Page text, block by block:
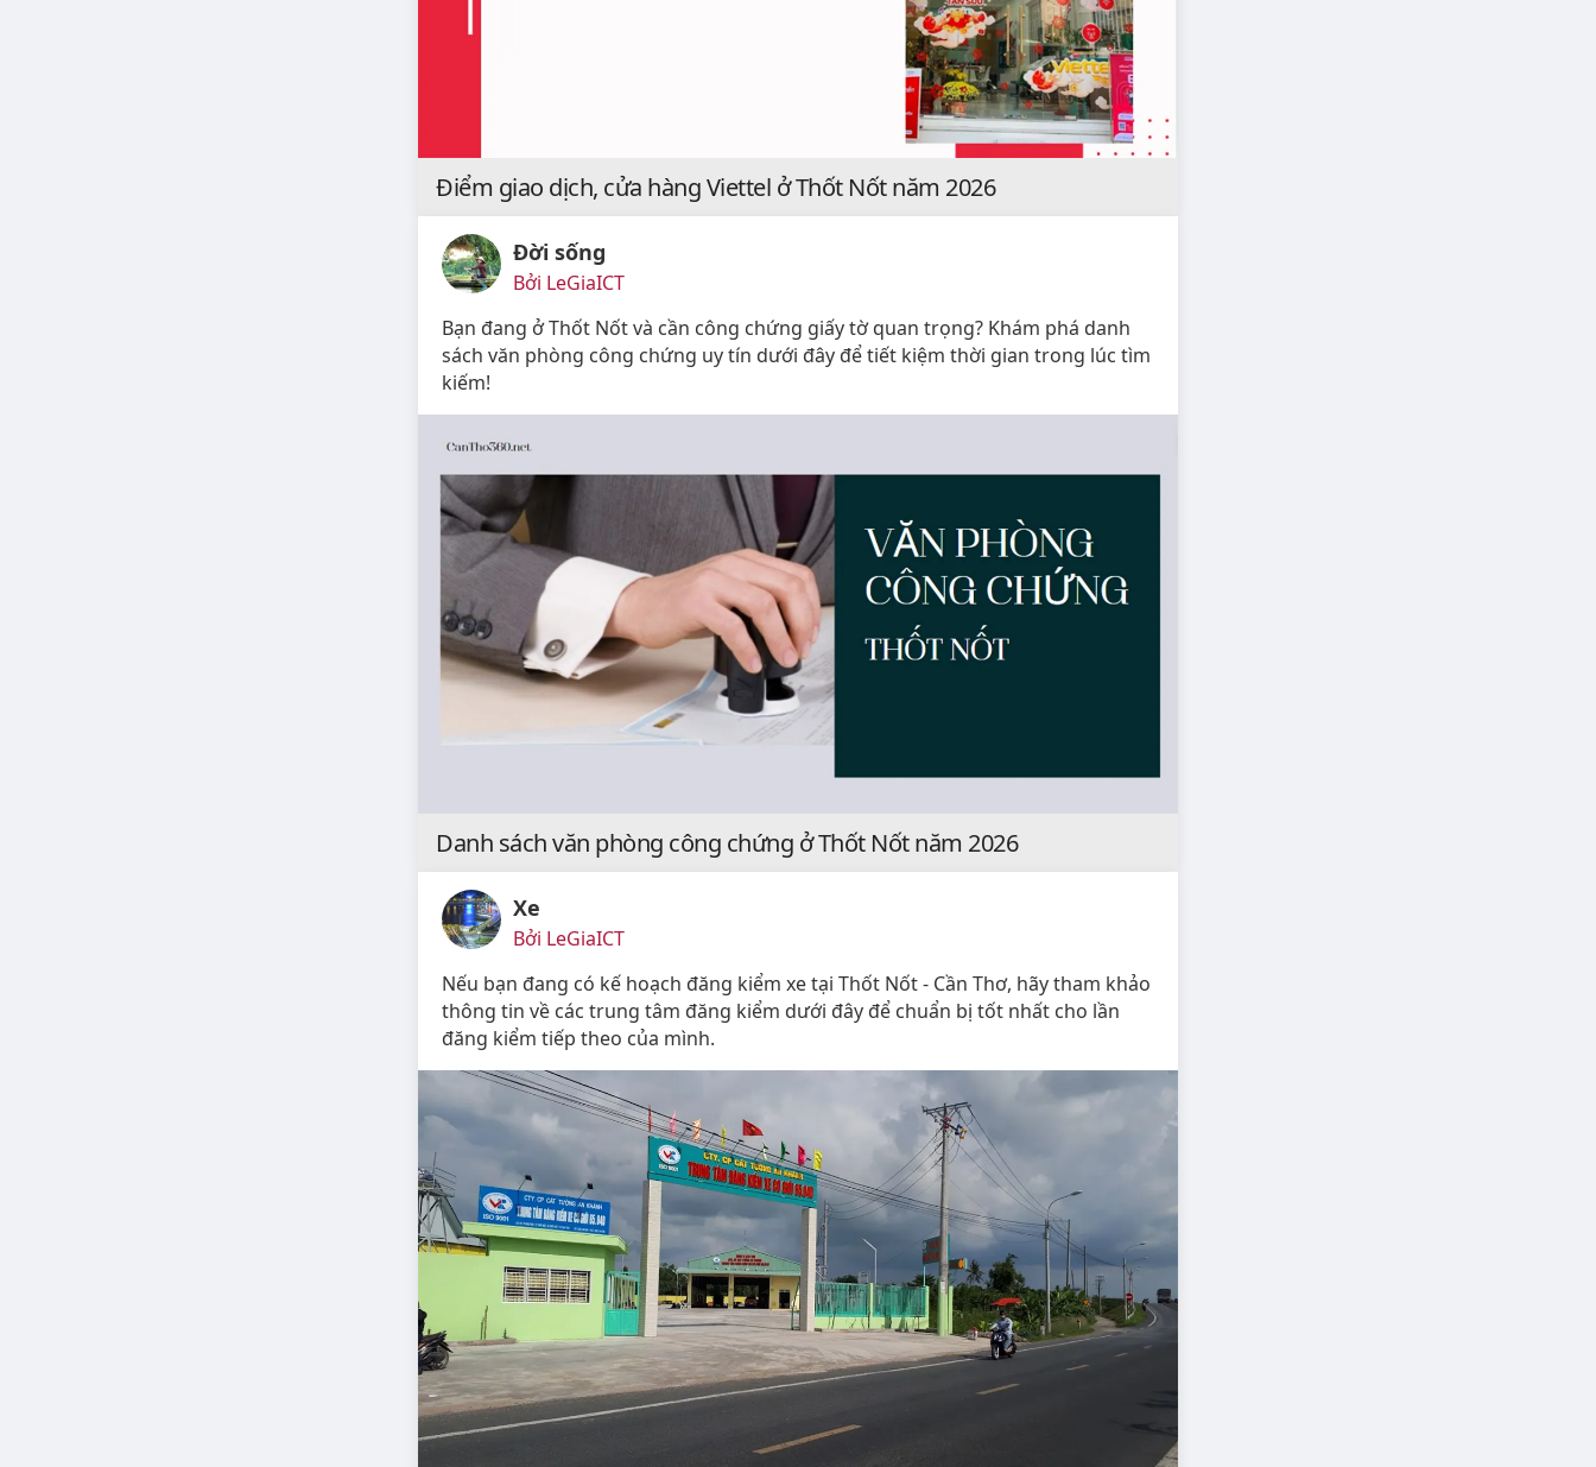
Điểm giao dịch, cửa hàng Viettel ở Thốt Nốt năm 2026
Đời sống
Bởi LeGiaICT
Bạn đang ở Thốt Nốt và cần công chứng giấy tờ quan trọng? Khám phá danh
sách văn phòng công chứng uy tín dưới đây để tiết kiệm thời gian trong lúc tìm
kiếm!
Danh sách văn phòng công chứng ở Thốt Nốt năm 2026
Xe
Bởi LeGiaICT
Nếu bạn đang có kế hoạch đăng kiểm xe tại Thốt Nốt - Cần Thơ, hãy tham khảo
thông tin về các trung tâm đăng kiểm dưới đây để chuẩn bị tốt nhất cho lần
đăng kiểm tiếp theo của mình.